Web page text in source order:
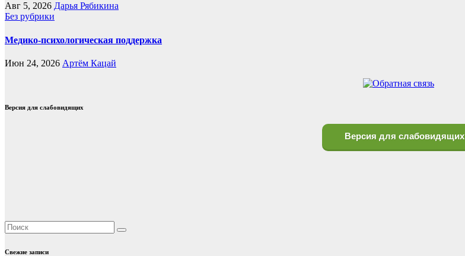
Авг 5, 2026 Дарья Рябикина
Без рубрики
Медико-психологическая поддержка
Июн 24, 2026 Артём Кацай
Версия для слабовидящих
Версия для слабовидящих
Свежие записи